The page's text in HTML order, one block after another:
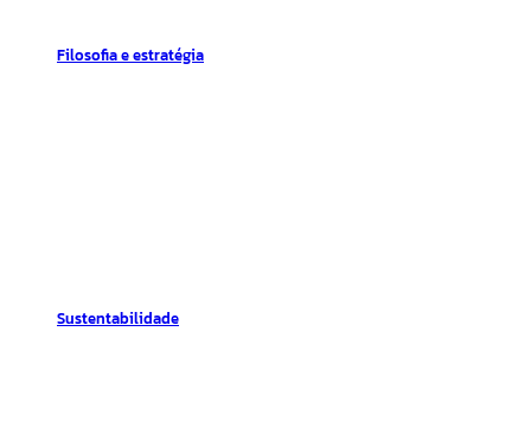
Filosofia e estratégia
Sustentabilidade